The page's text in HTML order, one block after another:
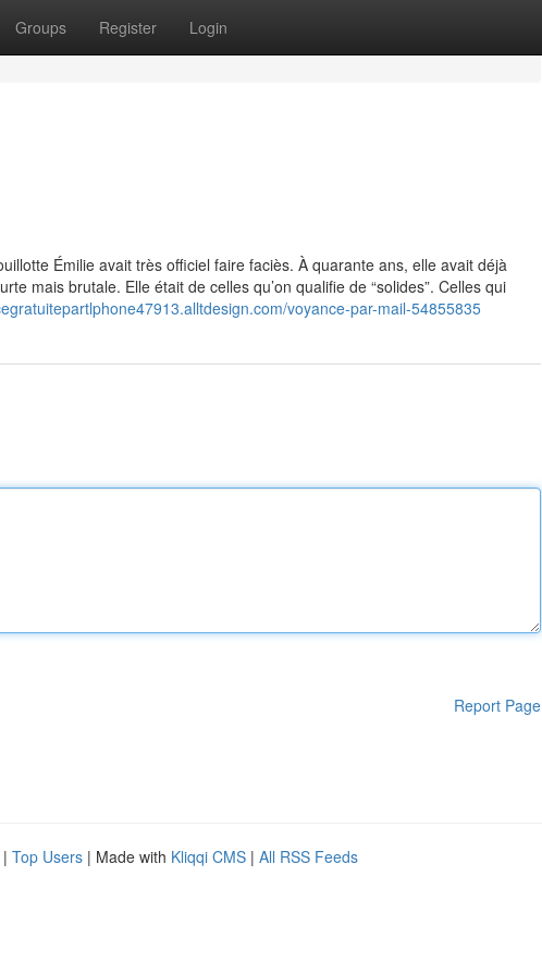
Groups Register Login
Émilie avait très officiel faire faciès. À quarante ans, elle avait déjà
mais brutale. Elle était de celles qu’on qualifie de “solides”. Celles qui
voyance-par-mail-54855835
Report Page
| Top Users | Made with Kliqqi CMS | All RSS Feeds